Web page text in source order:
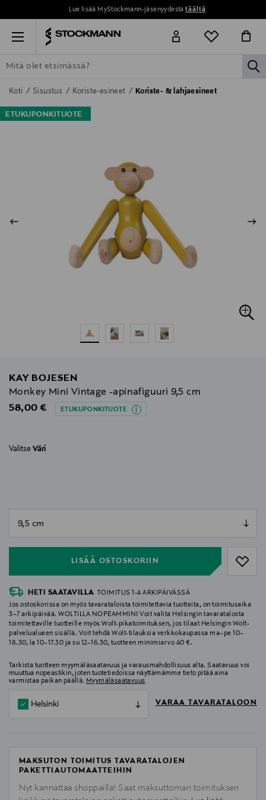
Lue lisää MyStockmann-jäsenyydestätäältä
Menu
ETSI KAIKKI NAISET MIEHET LAPSET KOTI
Koti Sisustus Koriste-esineet Koriste- & lahjaesineet
ETUKUPONKITUOTE
KAY BOJESEN
Monkey Mini Vintage -apinafiguuri 9,5 cm
Original Price
58,00 € ETUKUPONKITUOTE
Valitse Väri
LISÄÄ OSTOSKORIIN
HETI SAATAVILLA
TOIMITUS 1-4 ARKIPÄIVÄSSÄ
Jos ostoskorissa on myös tavarataloista toimitettavia tuotteita, on toimitusaika
3–7 arkipäivää. WOLTILLA NOPEAMMIN! Voit valita Helsingin tavaratalosta
toimitettaville tuotteille myös Wolt-pikatoimituksen, jos tilaat Helsingin Wolt-
palvelualueen sisällä. Voit tehdä Wolt-tilauksia verkkokaupassa ma–pe 10–
18.30, la 10–17.30 ja su 12–16.30, tuotteen minimiarvo 40 €.
Tarkista tuotteen myymäläsaatavuus ja varausmahdollisuus alta. Saatavuus voi
muuttua nopeastikin, joten tuotetiedoissa näyttämämme tieto pitää aina
varmistaa paikan päällä. Myymäläsaatavuus
Helsinki VARAA TAVARATALOON
MAKSUTON TOIMITUS TAVARATALOJEN
PAKETTIAUTOMAATTEIHIN
Nyt kannattaa shoppailla! Saat maksuttoman toimituksen